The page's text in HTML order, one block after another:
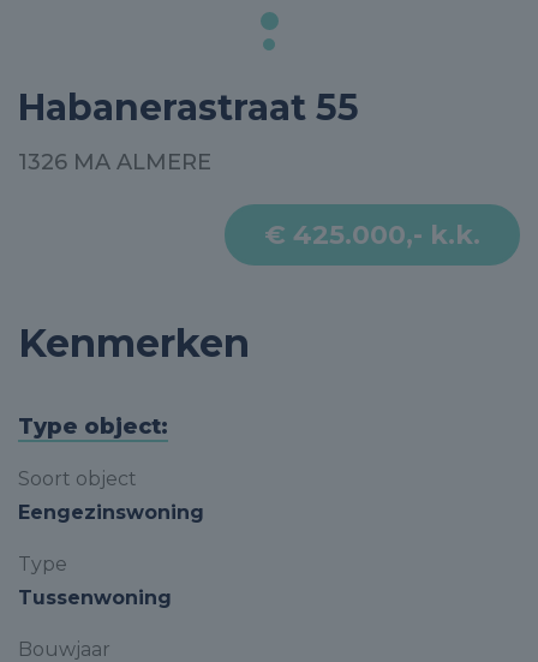
Habanerastraat 55
1326 MA ALMERE
€ 425.000,- k.k.
Kenmerken
Type object:
Soort object
Eengezinswoning
Type
Tussenwoning
Bouwjaar